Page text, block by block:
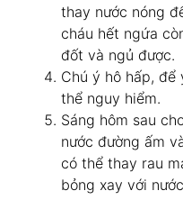
thay nước nóng
cháu hết ngứa
đốt và ngủ được.
Chú ý hô hấp,
thể nguy hiểm.
Sáng hôm sau
nước đường ấm
có thể thay rau
bỏng xay với